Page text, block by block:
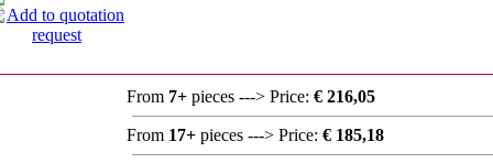
From 7+ pieces ---> Price: € 216,05
From 17+ pieces ---> Price: € 185,18